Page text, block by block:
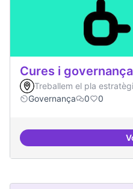
Cures i governança
Treballem el pla
Governança
0 0